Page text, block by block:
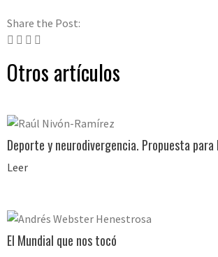
Share the Post:
Otros artículos
Deporte y neurodivergencia. Propuesta para
Leer
El Mundial que nos tocó